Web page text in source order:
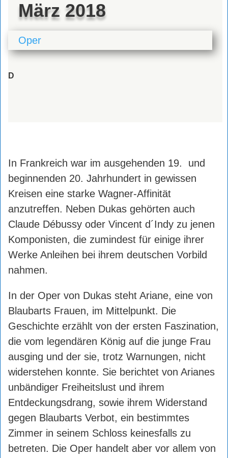
März 2018
Oper
D
In Frankreich war im ausgehenden 19. und
beginnenden 20. Jahrhundert in gewissen
Kreisen eine starke Wagner-Affinität
anzutreffen. Neben Dukas gehörten auch
Claude Débussy oder Vincent d´Indy zu jenen
Komponisten, die zumindest für einige ihrer
Werke Anleihen bei ihrem deutschen Vorbild
nahmen.
In der Oper von Dukas steht Ariane, eine von
Blaubarts Frauen, im Mittelpunkt. Die
Geschichte erzählt von der ersten Faszination,
die vom legendären König auf die junge Frau
ausging und der sie, trotz Warnungen, nicht
widerstehen konnte. Sie berichtet von Arianes
unbändiger Freiheitslust und ihrem
Entdeckungsdrang, sowie ihrem Widerstand
gegen Blaubarts Verbot, ein bestimmtes
Zimmer in seinem Schloss keinesfalls zu
betreten. Die Oper handelt aber vor allem von